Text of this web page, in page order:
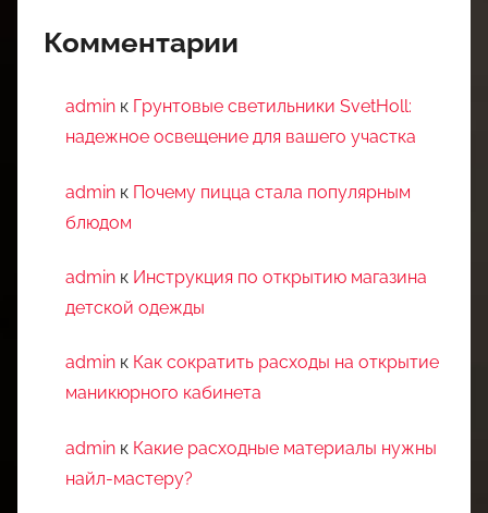
Комментарии
admin к Грунтовые светильники SvetHoll:
надежное освещение для вашего участка
admin к Почему пицца стала популярным
блюдом
admin к Инструкция по открытию магазина
детской одежды
admin к Как сократить расходы на открытие
маникюрного кабинета
admin к Какие расходные материалы нужны
найл-мастеру?